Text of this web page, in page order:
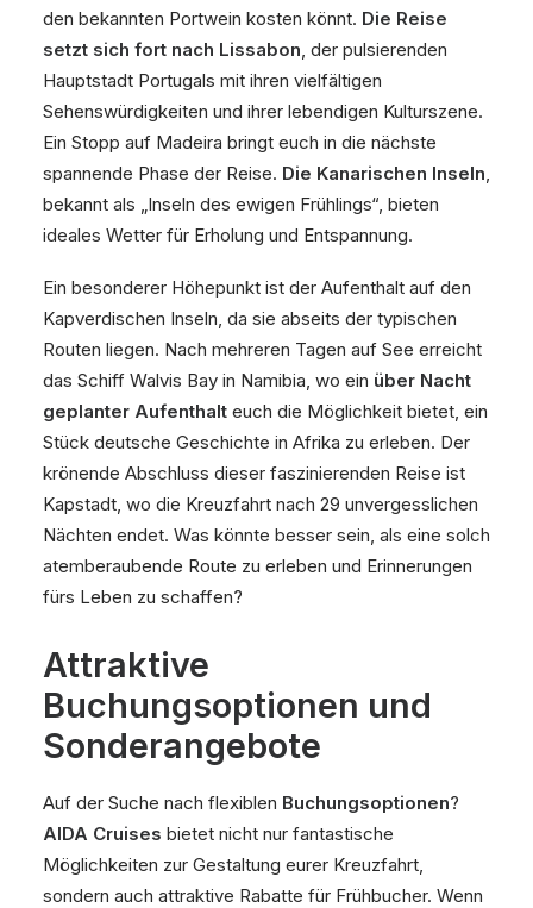
den bekannten Portwein kosten könnt. Die Reise
setzt sich fort nach Lissabon, der pulsierenden
Hauptstadt Portugals mit ihren vielfältigen
Sehenswürdigkeiten und ihrer lebendigen Kulturszene.
Ein Stopp auf Madeira bringt euch in die nächste
spannende Phase der Reise. Die Kanarischen Inseln,
bekannt als „Inseln des ewigen Frühlings“, bieten
ideales Wetter für Erholung und Entspannung.
Ein besonderer Höhepunkt ist der Aufenthalt auf den
Kapverdischen Inseln, da sie abseits der typischen
Routen liegen. Nach mehreren Tagen auf See erreicht
das Schiff Walvis Bay in Namibia, wo ein über Nacht
geplanter Aufenthalt euch die Möglichkeit bietet, ein
Stück deutsche Geschichte in Afrika zu erleben. Der
krönende Abschluss dieser faszinierenden Reise ist
Kapstadt, wo die Kreuzfahrt nach 29 unvergesslichen
Nächten endet. Was könnte besser sein, als eine solch
atemberaubende Route zu erleben und Erinnerungen
fürs Leben zu schaffen?
Attraktive
Buchungsoptionen und
Sonderangebote
Auf der Suche nach flexiblen Buchungsoptionen?
AIDA Cruises bietet nicht nur fantastische
Möglichkeiten zur Gestaltung eurer Kreuzfahrt,
sondern auch attraktive Rabatte für Frühbucher. Wenn